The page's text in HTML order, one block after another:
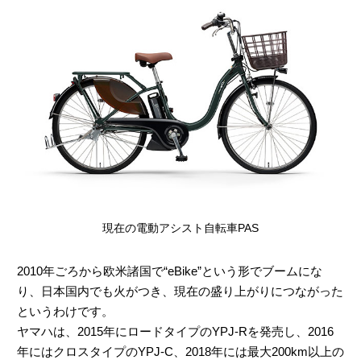
現在の電動アシスト自転車PAS
2010年ごろから欧米諸国で“eBike”という形でブームにな
り、日本国内でも火がつき、現在の盛り上がりにつながった
というわけです。
ヤマハは、2015年にロードタイプのYPJ-Rを発売し、2016
年にはクロスタイプのYPJ-C、2018年には最大200km以上の